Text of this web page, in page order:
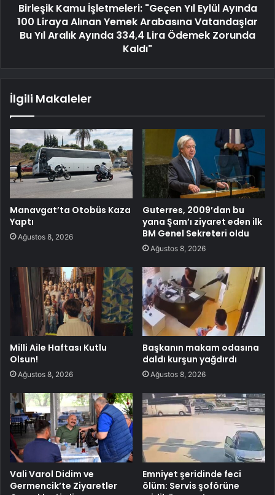
Birleşik Kamu İşletmeleri: "Geçen Yıl Eylül Ayında
100 Liraya Alınan Yemek Arabasına Vatandaşlar
Bu Yıl Aralık Ayında 334,4 Lira Ödemek Zorunda
Kaldı"
İlgili Makaleler
Manavgat’ta Otobüs Kaza
Yaptı
Ağustos 8, 2026
Guterres, 2009’dan bu
yana Şam’ı ziyaret eden ilk
BM Genel Sekreteri oldu
Ağustos 8, 2026
Milli Aile Haftası Kutlu
Olsun!
Ağustos 8, 2026
Başkanın makam odasına
daldı kurşun yağdırdı
Ağustos 8, 2026
Vali Varol Didim ve
Germencik’te Ziyaretler
Emniyet şeridinde feci
ölüm: Servis şoförüne